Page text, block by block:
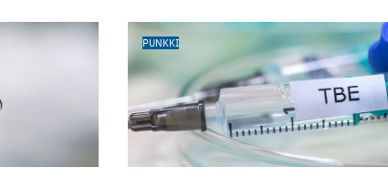
PUNKKI